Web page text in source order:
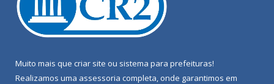
Muito mais que criar site ou sistema para prefeituras!
Realizamos uma assessoria completa, onde garantimos em